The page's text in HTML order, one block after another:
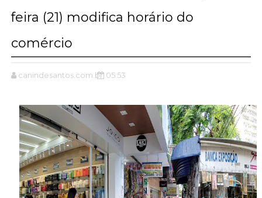
feira (21) modifica horário do
comércio
canindesantos.com.br 05:53